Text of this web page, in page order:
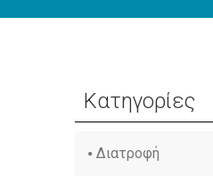
Κατηγορίες
Διατροφή